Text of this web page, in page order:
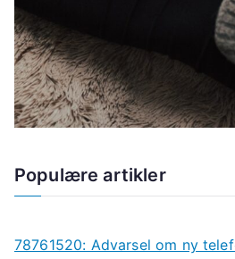
Populære artikler
78761520: Advarsel om ny